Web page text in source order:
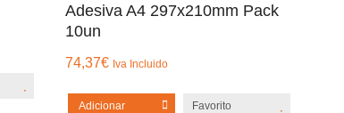
Adesiva A4 297x210mm Pack
10un
74,37€ Iva Incluido
Adicionar Favorito